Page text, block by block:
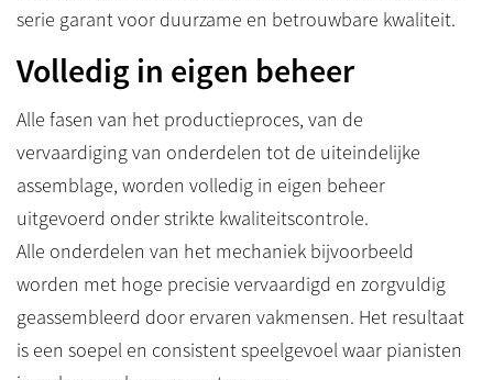
serie garant voor duurzame en betrouwbare kwaliteit.
Volledig in eigen beheer
Alle fasen van het productieproces, van de
vervaardiging van onderdelen tot de uiteindelijke
assemblage, worden volledig in eigen beheer
uitgevoerd onder strikte kwaliteitscontrole.
Alle onderdelen van het mechaniek bijvoorbeeld
worden met hoge precisie vervaardigd en zorgvuldig
geassembleerd door ervaren vakmensen. Het resultaat
is een soepel en consistent speelgevoel waar pianisten